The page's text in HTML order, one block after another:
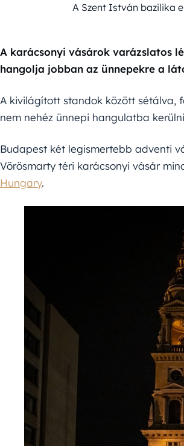
A Szent István bazilika
A karácsonyi vásárok varázslatos
hangolja jobban az ünnepekre a
A kivilágított standok között sétálva,
nem nehéz ünnepi hangulatba
Budapest két legismertebb adventi
Vörösmarty téri karácsonyi vásár
Hungary.